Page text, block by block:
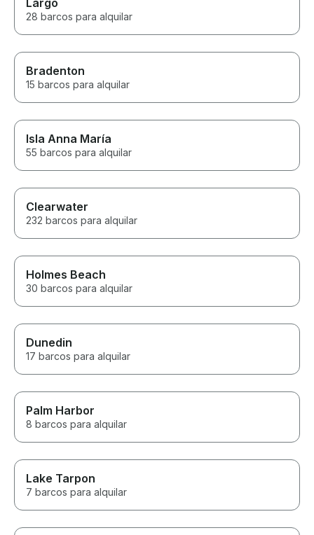
Largo
28 barcos para alquilar
Bradenton
15 barcos para alquilar
Isla Anna María
55 barcos para alquilar
Clearwater
232 barcos para alquilar
Holmes Beach
30 barcos para alquilar
Dunedin
17 barcos para alquilar
Palm Harbor
8 barcos para alquilar
Lake Tarpon
7 barcos para alquilar